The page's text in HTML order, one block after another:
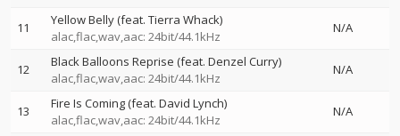
11
Yellow Belly (feat. Tierra Whack)
alac,flac,wav,aac: 24bit/44.1kHz
N/A
12
Black Balloons Reprise (feat. Denzel Curry)
alac,flac,wav,aac: 24bit/44.1kHz
N/A
13
Fire Is Coming (feat. David Lynch)
alac,flac,wav,aac: 24bit/44.1kHz
N/A